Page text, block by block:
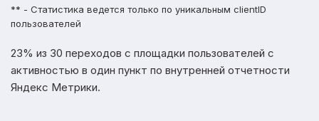
** - Статистика ведется только по уникальным clientID
пользователей
23% из 30 переходов с площадки пользователей с
активностью в один пункт по внутренней отчетности
Яндекс Метрики.